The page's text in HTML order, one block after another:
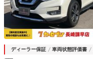
ディーラー保証 車両状態評価書